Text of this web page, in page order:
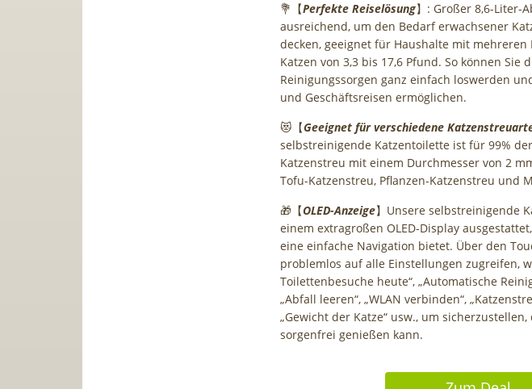
💐【Perfekte Reiselösung】: Großer 8,6-Liter-
ausreichend, um den Bedarf erwachsener
decken, geeignet für Haushalte mit
Katzen von 3,3 bis 17,6 Pfund. So können Sie
Reinigungssorgen ganz einfach loswerden
und Geschäftsreisen ermöglichen.
😻【Geeignet für verschiedene
selbstreinigende Katzentoilette ist für 99%
Katzenstreu mit einem Durchmesser von 2
Tofu-Katzenstreu, Pflanzen-Katzenstreu und
🎁【OLED-Anzeige】Unsere selbstreinigende
einem extragroßen OLED-Display
eine einfache Navigation bietet. Über den
problemlos auf alle Einstellungen zugreifen,
Toilettenbesuche heute“, „Automatische
„Abfall leeren“, „WLAN verbinden“,
„Gewicht der Katze“ usw., um sicherzustellen,
sorgenfrei genießen kann.